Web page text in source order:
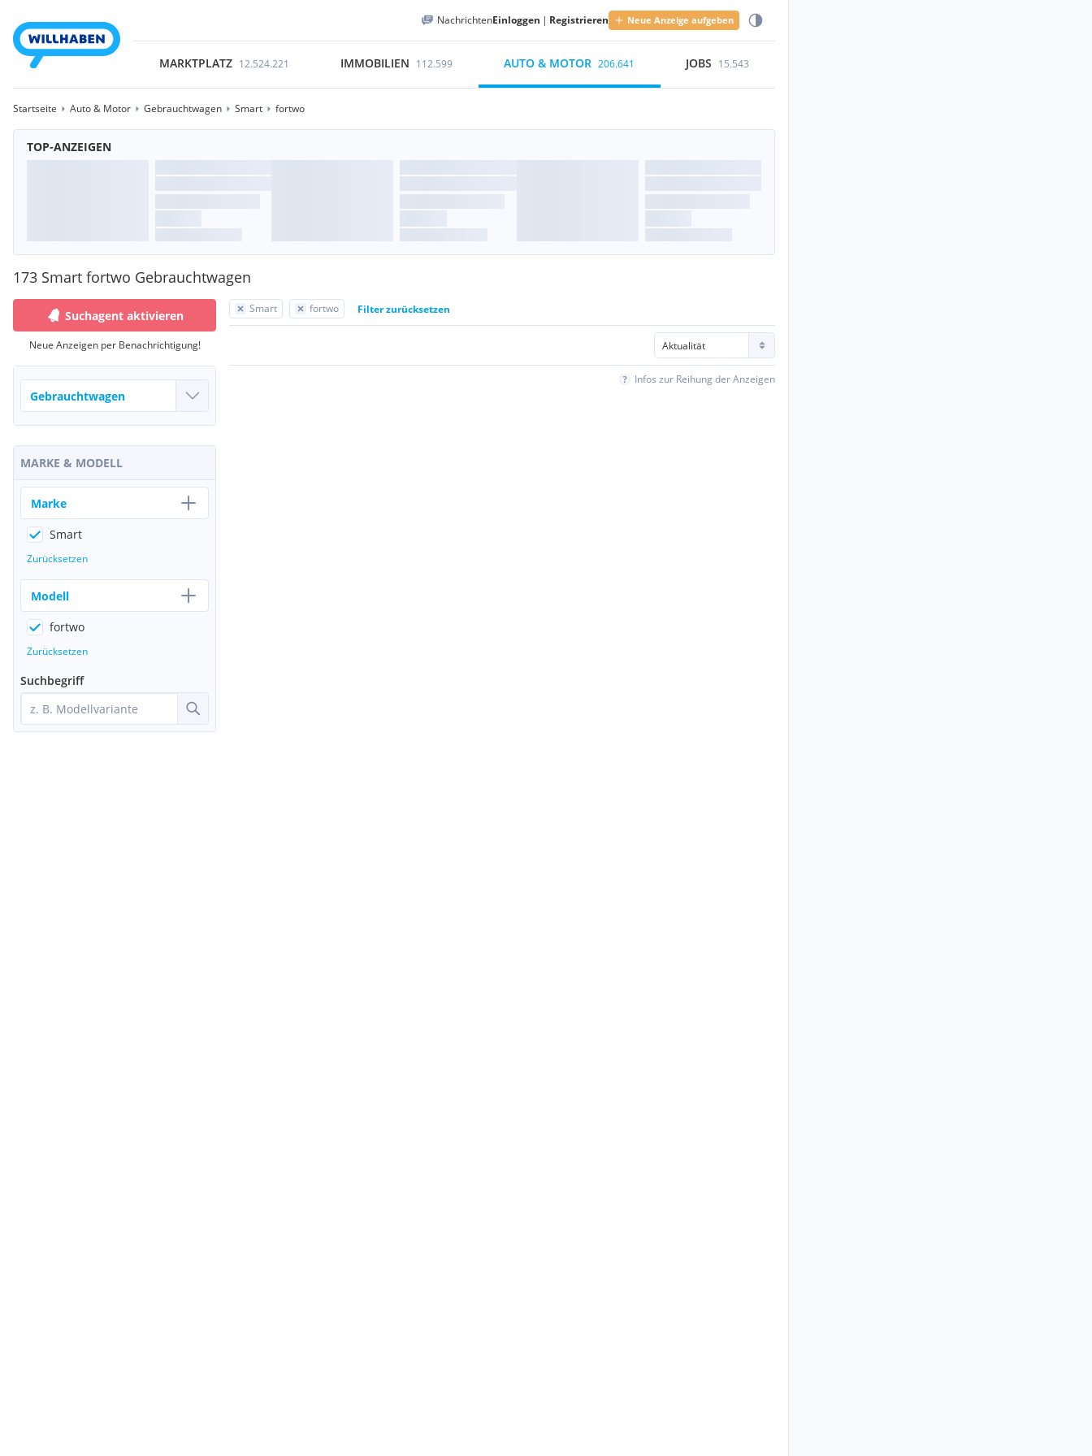
NachrichtenEinloggen | Registrieren Neue Anzeige aufgeben
MARKTPLATZ 12.524.221 IMMOBILIEN 112.599 AUTO & MOTOR 206.641 JOBS 15.543
Startseite Auto & Motor Gebrauchtwagen Smart fortwo
TOP-ANZEIGEN
173 Smart fortwo Gebrauchtwagen
Smart fortwo Filter zurücksetzen
Infos zur Reihung der Anzeigen
Suchagent aktivieren
Neue Anzeigen per Benachrichtigung!
MARKE & MODELL
Marke
Smart
Zurücksetzen
Modell
fortwo
Zurücksetzen
Suchbegriff